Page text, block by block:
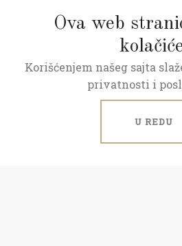
Ova web
Korišćenjem našeg sajta
privatnosti i
U REDU
Adresa
Dositejeva 9, Trg republike
Radno vreme
Ponedeljak - petak: 09 - 20h